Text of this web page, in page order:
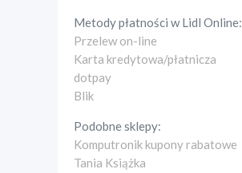
Metody płatności wLidl Online:
Przelew on-line
Karta kredytowa/płatnicza
dotpay
Blik
Podobne sklepy:
Komputronik kupony rabatowe
Tania Książka